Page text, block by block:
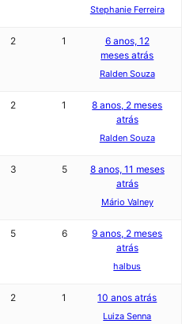
Stephanie Ferreira
2 1
6 anos, 12
meses atrás
Ralden Souza
2 1
8 anos, 2 meses
atrás
Ralden Souza
3 5
8 anos, 11 meses
atrás
Mário Valney
5 6
9 anos, 2 meses
atrás
halbus
2 1 10 anos atrás
Luiza Senna